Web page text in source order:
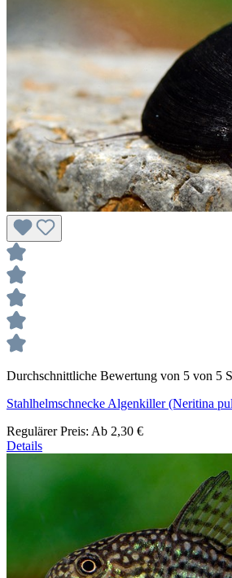
Durchschnittliche Bewertung von 5 von 5
Stahlhelmschnecke Algenkiller (Neritina
Regulärer Preis: Ab 2,30 €
Details